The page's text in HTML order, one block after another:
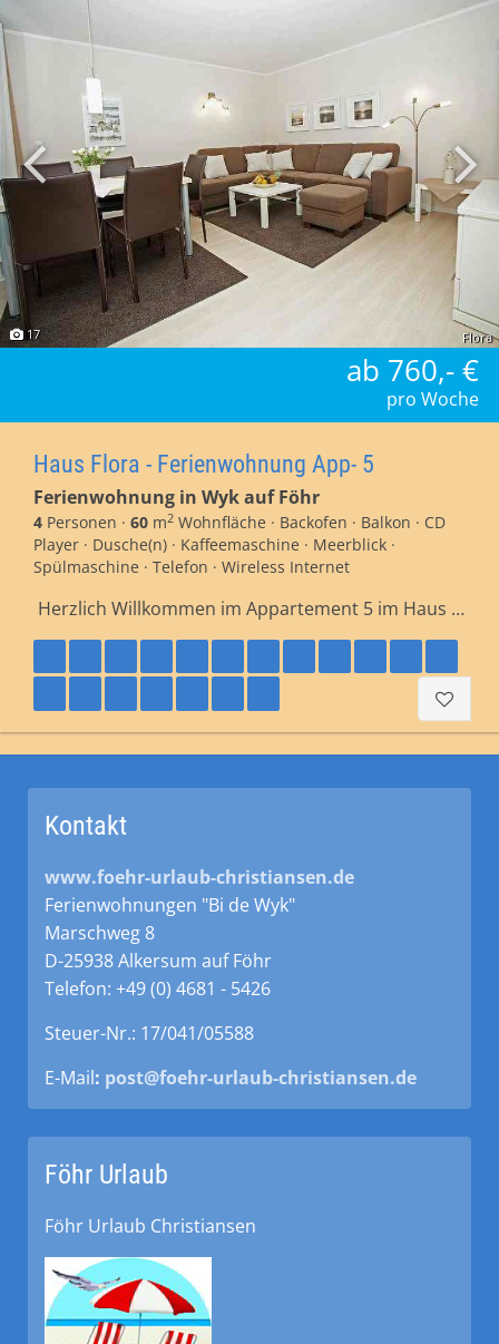
Flora
17
ab 760,- €
pro Woche
Haus Flora - Ferienwohnung App- 5
Ferienwohnung in Wyk auf Föhr
4 Personen · 60 m2 Wohnfläche · Backofen · Balkon · CD
Player · Dusche(n) · Kaffeemaschine · Meerblick ·
Spülmaschine · Telefon · Wireless Internet
Herzlich Willkommen im Appartement 5 im Haus …
Kontakt
www.foehr-urlaub-christiansen.de
Ferienwohnungen "Bi de Wyk"
Marschweg 8
D-25938 Alkersum auf Föhr
Telefon: +49 (0) 4681 - 5426
Steuer-Nr.: 17/041/05588
E-Mail: post@foehr-urlaub-christiansen.de
Föhr Urlaub
Föhr Urlaub Christiansen